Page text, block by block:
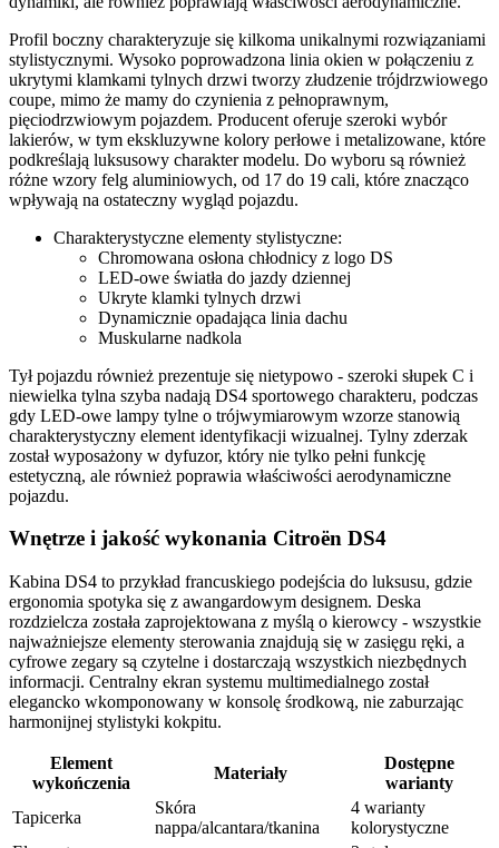
Profil boczny charakteryzuje się kilkoma unikalnymi rozwiązaniami
stylistycznymi. Wysoko poprowadzona linia okien w połączeniu z
ukrytymi klamkami tylnych drzwi tworzy złudzenie trójdrzwiowego
coupe, mimo że mamy do czynienia z pełnoprawnym,
pięciodrzwiowym pojazdem. Producent oferuje szeroki wybór
lakierów, w tym ekskluzywne kolory perłowe i metalizowane, które
podkreślają luksusowy charakter modelu. Do wyboru są również
różne wzory felg aluminiowych, od 17 do 19 cali, które znacząco
wpływają na ostateczny wygląd pojazdu.
Charakterystyczne elementy stylistyczne:
Chromowana osłona chłodnicy z logo DS
LED-owe światła do jazdy dziennej
Ukryte klamki tylnych drzwi
Dynamicznie opadająca linia dachu
Muskularne nadkola
Tył pojazdu również prezentuje się nietypowo - szeroki słupek C i
niewielka tylna szyba nadają DS4 sportowego charakteru, podczas
gdy LED-owe lampy tylne o trójwymiarowym wzorze stanowią
charakterystyczny element identyfikacji wizualnej. Tylny zderzak
został wyposażony w dyfuzor, który nie tylko pełni funkcję
estetyczną, ale również poprawia właściwości aerodynamiczne
pojazdu.
Wnętrze i jakość wykonania Citroën DS4
Kabina DS4 to przykład francuskiego podejścia do luksusu, gdzie
ergonomia spotyka się z awangardowym designem. Deska
rozdzielcza została zaprojektowana z myślą o kierowcy - wszystkie
najważniejsze elementy sterowania znajdują się w zasięgu ręki, a
cyfrowe zegary są czytelne i dostarczają wszystkich niezbędnych
informacji. Centralny ekran systemu multimedialnego został
elegancko wkomponowany w konsolę środkową, nie zaburzając
harmonijnej stylistyki kokpitu.
Element
wykończenia
Materiały
Dostępne
warianty
Tapicerka
Skóra
nappa/alcantara/tkanina
4 warianty
kolorystyczne